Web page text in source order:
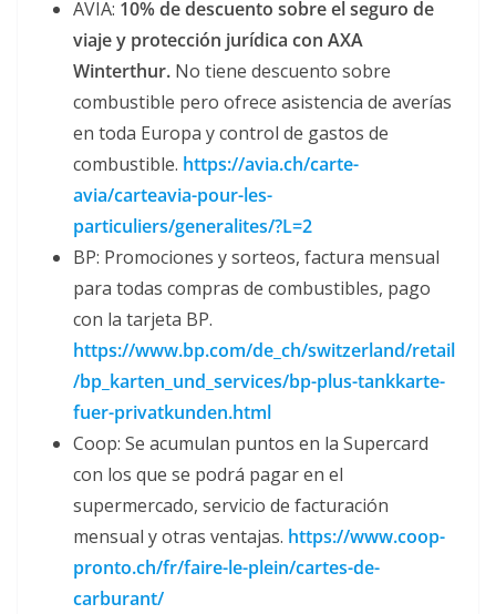
AVIA: 10% de descuento sobre el seguro de
viaje y protección jurídica con AXA
Winterthur. No tiene descuento sobre
combustible pero ofrece asistencia de averías
en toda Europa y control de gastos de
combustible. https://avia.ch/carte-
avia/carteavia-pour-les-
particuliers/generalites/?L=2
BP: Promociones y sorteos, factura mensual
para todas compras de combustibles, pago
con la tarjeta BP.
https://www.bp.com/de_ch/switzerland/retail
/bp_karten_und_services/bp-plus-tankkarte-
fuer-privatkunden.html
Coop: Se acumulan puntos en la Supercard
con los que se podrá pagar en el
supermercado, servicio de facturación
mensual y otras ventajas. https://www.coop-
pronto.ch/fr/faire-le-plein/cartes-de-
carburant/